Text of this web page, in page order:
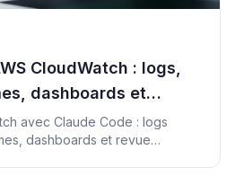
CloudWatch : logs,
dashboards et
avec Claude Code : logs
dashboards et revue